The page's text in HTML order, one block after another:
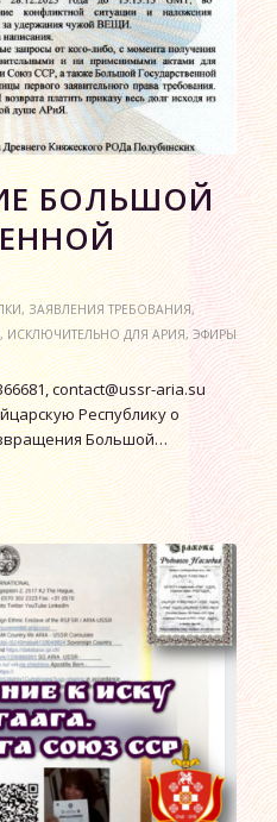
БОЛЬШОЙ
,ЗАЯВЛЕНИЯ ТРЕБОВАНИЯ,
,ИСКЛЮЧИТЕЛЬНО ДЛЯ АРИЯ,ЭФИРЫ
contact@ussr-aria.su
Республику о
Большой…